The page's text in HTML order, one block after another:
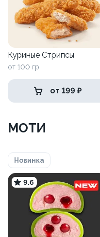
Куриные Стрипсы
от 100 гр
от 199 ₽
МОТИ
Новинка
9.6